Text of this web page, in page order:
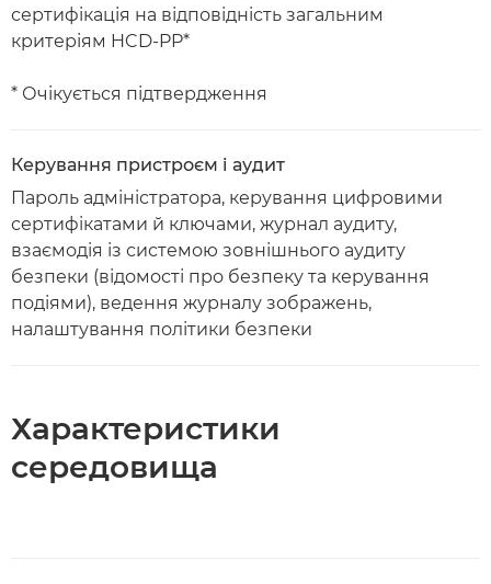
сертифікація на відповідність загальним
критеріям HCD-PP*
* Очікується підтвердження
Керування пристроєм і аудит
Пароль адміністратора, керування цифровими
сертифікатами й ключами, журнал аудиту,
взаємодія із системою зовнішнього аудиту
безпеки (відомості про безпеку та керування
подіями), ведення журналу зображень,
налаштування політики безпеки
Характеристики
середовища